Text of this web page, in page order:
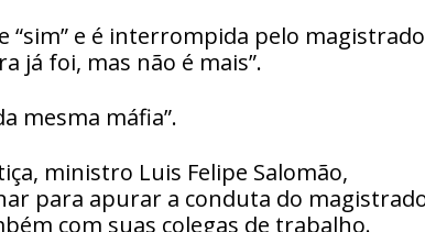
e é interrompida pelo
já foi, mas não é mais”.
mesma máfia”.
ministro Luis Felipe Salomão,
para apurar a conduta do
com suas colegas de trabalho.